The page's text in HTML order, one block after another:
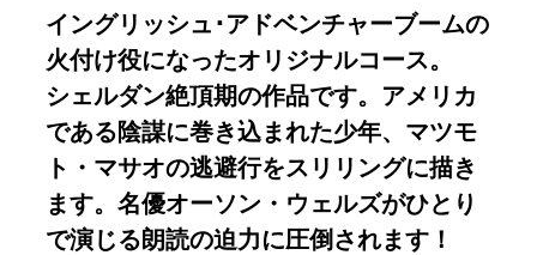
イングリッシュ･アドベンチャーブームの
火付け役になったオリジナルコース。
シェルダン絶頂期の作品です。アメリカ
である陰謀に巻き込まれた少年、マツモ
ト・マサオの逃避行をスリリングに描き
ます。名優オーソン・ウェルズがひとり
で演じる朗読の迫力に圧倒されます！